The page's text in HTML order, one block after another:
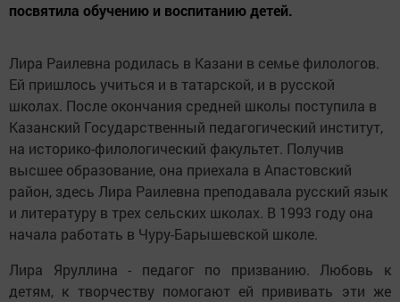
посвятила обучению и воспитанию детей.
Лира Раилевна родилась в Казани в семье филологов.
Ей пришлось учиться и в татарской, и в русской
школах. После окончания средней школы поступила в
Казанский Государственный педагогический институт,
на историко-филологический факультет. Получив
высшее образование, она приехала в Апастовский
район, здесь Лира Раилевна преподавала русский язык
и литературу в трех сельских школах. В 1993 году она
начала работать в Чуру-Барышевской школе.
Лира Яруллина - педагог по призванию. Любовь к
детям, к творчеству помогают ей прививать эти же